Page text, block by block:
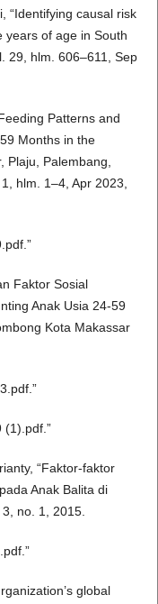
“Identifying causal risk
years of age in South
29, hlm. 606–611, Sep
Patterns and
Months in the
Plaju, Palembang,
hlm. 1–4, Apr 2023,
Faktor Sosial
Anak Usia 24-59
Kota Makassar
(1).pdf.”
“Faktor-faktor
Anak Balita di
no. 1, 2015.
global